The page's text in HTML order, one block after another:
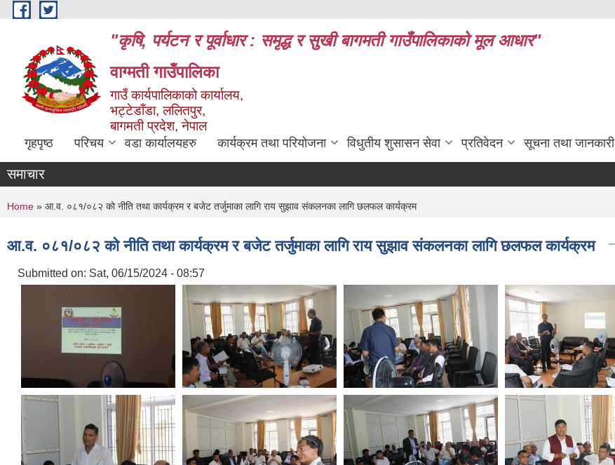
Skip to main content
"कृषि, पर्यटन र पूर्वाधार : समृद्ध र सुखी बागमती गाउँपालिकाको मूल आधार"
वाग्मती गाउँपालिका
गाउँ कार्यपालिकाको कार्यालय,
भट्टेडाँडा, ललितपुर,
बागमती प्रदेश, नेपाल
गृहपृष्ठ परिचय वडा कार्यालयहरु कार्यक्रम तथा परियोजना विधुतीय शुसासन सेवा प्रतिवेदन सूचना तथा जानकारी
समाचार
You are here
Home » आ.व. ०८१/०८२ को नीति तथा कार्यक्रम र बजेट तर्जुमाका लागि राय सुझाव संकलनका लागि छलफल कार्यक्रम
आ.व. ०८१/०८२ को नीति तथा कार्यक्रम र बजेट तर्जुमाका लागि राय सुझाव संकलनका लागि छलफल कार्यक्रम
Submitted on: Sat, 06/15/2024 - 08:57